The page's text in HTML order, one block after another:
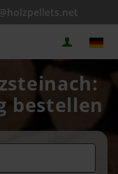
bestellen